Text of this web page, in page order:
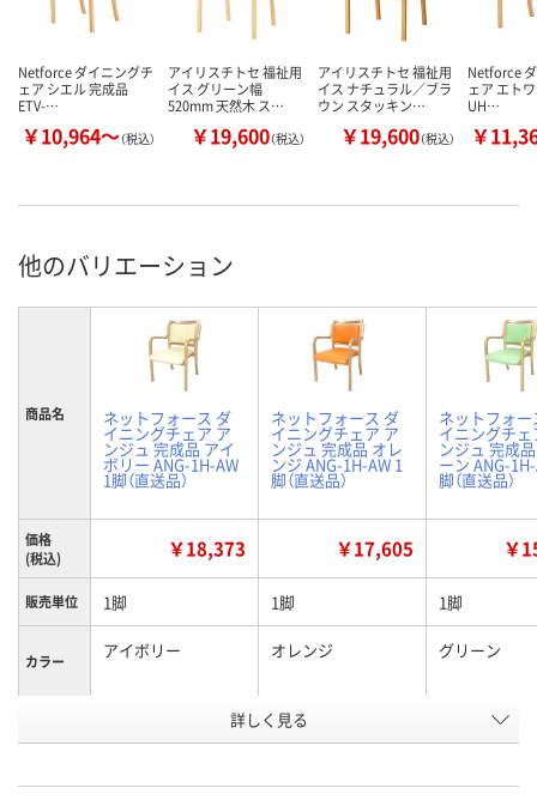
Netforce ダイニングチ
ェア シエル 完成品
ETV-…
￥10,964～（税込）
アイリスチトセ 福祉用
イス グリーン幅
520mm 天然木 ス…
￥19,600（税込）
アイリスチトセ 福祉用
イス ナチュラル／ブラ
ウン スタッキン…
￥19,600（税込）
Netforce
ェア エト
UH…
￥
他のバリエーション
商品名 ネットフォース ダ
イニングチェア ア
ンジュ 完成品 アイ
ボリー ANG-1H-AW
1脚（直送品）
ネットフォース ダ
イニングチェア ア
ンジュ 完成品 オレ
ンジ ANG-1H-AW 1
脚（直送品）
ネットフォー
イニングチェ
ンジュ 完成
ーン ANG-
脚（直送品）
価格
(税込)
￥18,373 ￥17,605 ￥
販売単位 1脚 1脚 1脚
カラー アイボリー オレンジ グリーン
P287260 P287256
詳しく見る